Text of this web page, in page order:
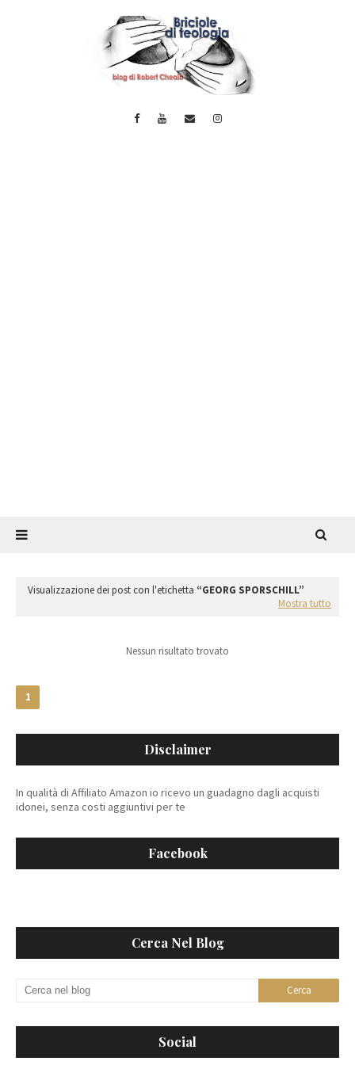
Visualizzazione dei post con l'etichetta
GEORG SPORSCHILL
Mostra tutto
Nessun risultato trovato
1
Disclaimer
In qualità di Affiliato Amazon io ricevo un guadagno dagli acquisti
idonei, senza costi aggiuntivi per te
Facebook
Cerca Nel Blog
Social